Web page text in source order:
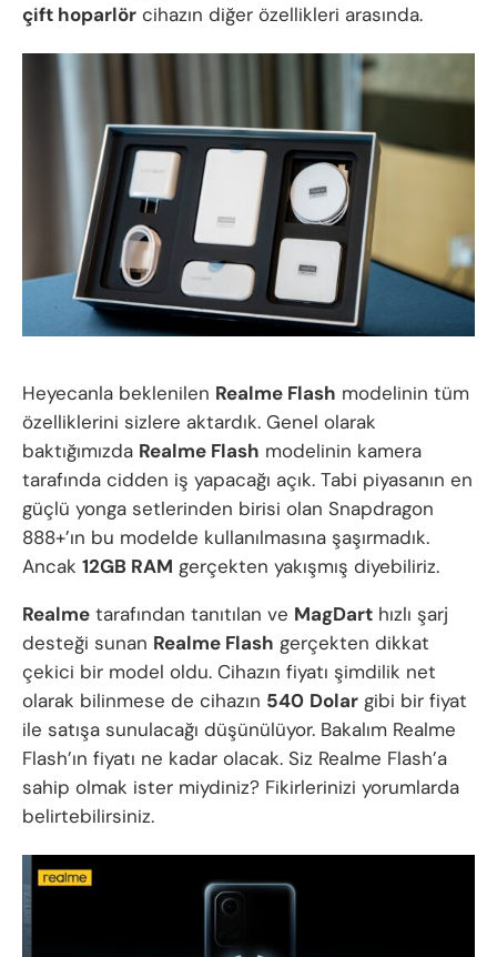
çift hoparlör cihazın diğer özellikleri arasında.
Heyecanla beklenilen Realme Flash modelinin tüm
özelliklerini sizlere aktardık. Genel olarak
baktığımızda Realme Flash modelinin kamera
tarafında cidden iş yapacağı açık. Tabi piyasanın en
güçlü yonga setlerinden birisi olan Snapdragon
888+’ın bu modelde kullanılmasına şaşırmadık.
Ancak 12GB RAM gerçekten yakışmış diyebiliriz.
Realme tarafından tanıtılan ve MagDart hızlı şarj
desteği sunan Realme Flash gerçekten dikkat
çekici bir model oldu. Cihazın fiyatı şimdilik net
olarak bilinmese de cihazın 540 Dolar gibi bir fiyat
ile satışa sunulacağı düşünülüyor. Bakalım Realme
Flash’ın fiyatı ne kadar olacak. Siz Realme Flash’a
sahip olmak ister miydiniz? Fikirlerinizi yorumlarda
belirtebilirsiniz.